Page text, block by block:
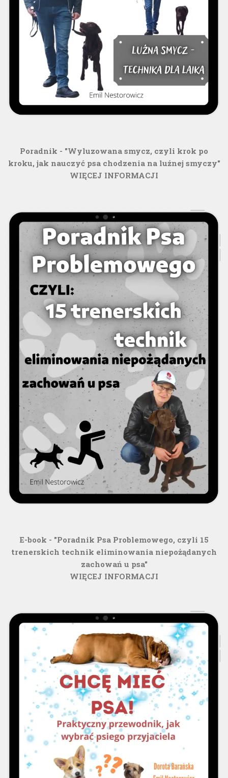
Poradnik - "Wyluzowana smycz, czyli krok po
kroku, jak nauczyć psa chodzenia na luźnej smyczy"
WIĘCEJ INFORMACJI
E-book - "Poradnik Psa Problemowego, czyli 15
trenerskich technik eliminowania niepożądanych
zachowań u psa"
WIĘCEJ INFORMACJI